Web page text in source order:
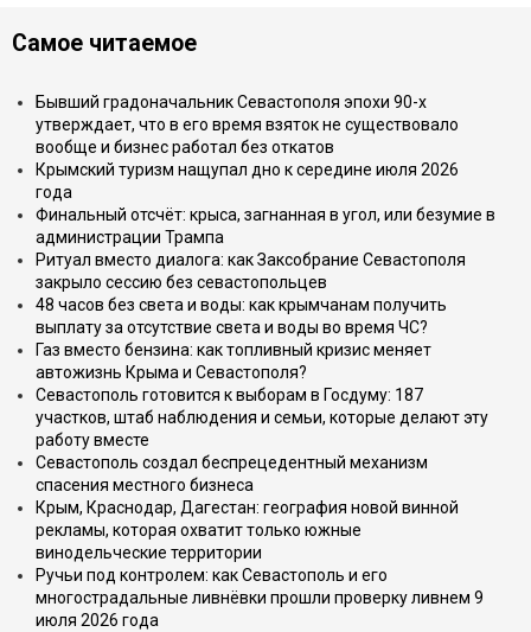
Самое читаемое
Бывший градоначальник Севастополя эпохи 90-х
утверждает, что в его время взяток не существовало
вообще и бизнес работал без откатов
Крымский туризм нащупал дно к середине июля 2026
года
Финальный отсчёт: крыса, загнанная в угол, или безумие в
администрации Трампа
Ритуал вместо диалога: как Заксобрание Севастополя
закрыло сессию без севастопольцев
48 часов без света и воды: как крымчанам получить
выплату за отсутствие света и воды во время ЧС?
Газ вместо бензина: как топливный кризис меняет
автожизнь Крыма и Севастополя?
Севастополь готовится к выборам в Госдуму: 187
участков, штаб наблюдения и семьи, которые делают эту
работу вместе
Севастополь создал беспрецедентный механизм
спасения местного бизнеса
Крым, Краснодар, Дагестан: география новой винной
рекламы, которая охватит только южные
винодельческие территории
Ручьи под контролем: как Севастополь и его
многострадальные ливнёвки прошли проверку ливнем 9
июля 2026 года